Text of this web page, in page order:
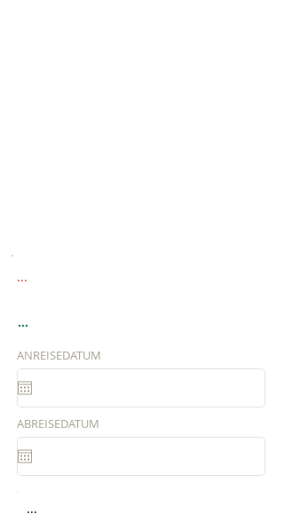
...
...
ANREISEDATUM
ABREISEDATUM
...